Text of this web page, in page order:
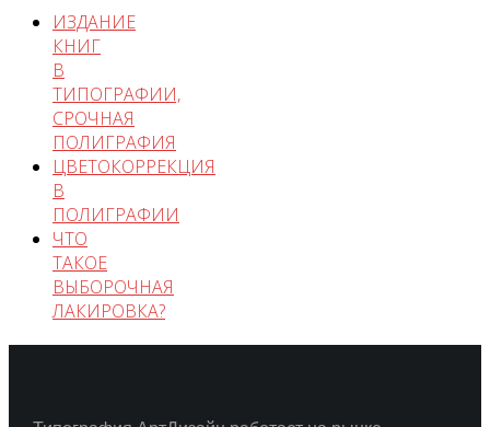
ИЗДАНИЕ
КНИГ
В
ТИПОГРАФИИ,
СРОЧНАЯ
ПОЛИГРАФИЯ
ЦВЕТОКОРРЕКЦИЯ
В
ПОЛИГРАФИИ
ЧТО
ТАКОЕ
ВЫБОРОЧНАЯ
ЛАКИРОВКА?